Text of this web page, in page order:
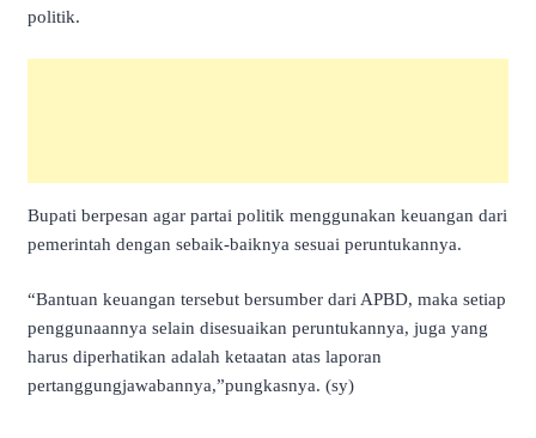
politik.
Bupati berpesan agar partai politik menggunakan keuangan dari
pemerintah dengan sebaik-baiknya sesuai peruntukannya.
“Bantuan keuangan tersebut bersumber dari APBD, maka setiap
penggunaannya selain disesuaikan peruntukannya, juga yang
harus diperhatikan adalah ketaatan atas laporan
pertanggungjawabannya,”pungkasnya. (sy)